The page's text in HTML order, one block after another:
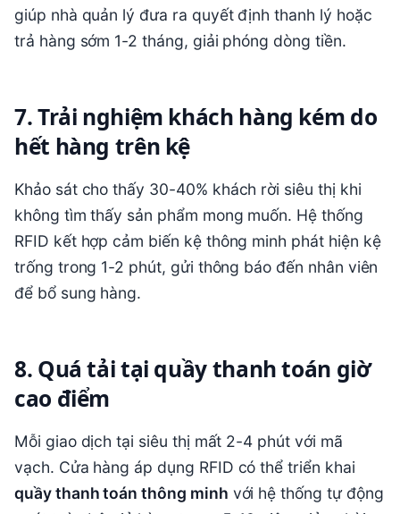
giúp nhà quản lý đưa ra quyết định thanh lý hoặc
trả hàng sớm 1-2 tháng, giải phóng dòng tiền.
7. Trải nghiệm khách hàng kém do
hết hàng trên kệ
Khảo sát cho thấy 30-40% khách rời siêu thị khi
không tìm thấy sản phẩm mong muốn. Hệ thống
RFID kết hợp cảm biến kệ thông minh phát hiện kệ
trống trong 1-2 phút, gửi thông báo đến nhân viên
để bổ sung hàng.
8. Quá tải tại quầy thanh toán giờ
cao điểm
Mỗi giao dịch tại siêu thị mất 2-4 phút với mã
vạch. Cửa hàng áp dụng RFID có thể triển khai
quầy thanh toán thông minh với hệ thống tự động